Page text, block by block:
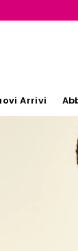
Arrivi